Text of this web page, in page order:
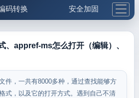
码转换 安全加固
活便民 更多工具
、appref-ms怎么打开（编辑）、
件，一共有8000多种，通过查找能够方
式，以及它的打开方式。遇到自己不清